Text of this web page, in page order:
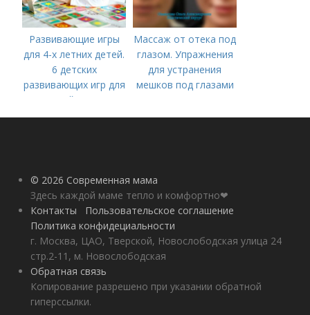
Развивающие игры
для 4-х летних детей.
6 детских
развивающих игр для
детей 4 лет
Массаж от отека под
глазом. Упражнения
для устранения
мешков под глазами
© 2026 Современная мама
Здесь каждой маме тепло и комфортно❤
Контакты
Пользовательское соглашение
Политика конфидециальности
г. Москва, ЦАО, Тверской, Новослободская улица 24
стр.2-11, м. Новослободская
Обратная связь
Копирование разрешено при указании обратной
гиперссылки.